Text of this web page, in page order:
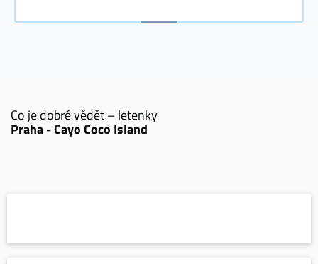
Co je dobré vědět – letenky
Praha - Cayo Coco Island